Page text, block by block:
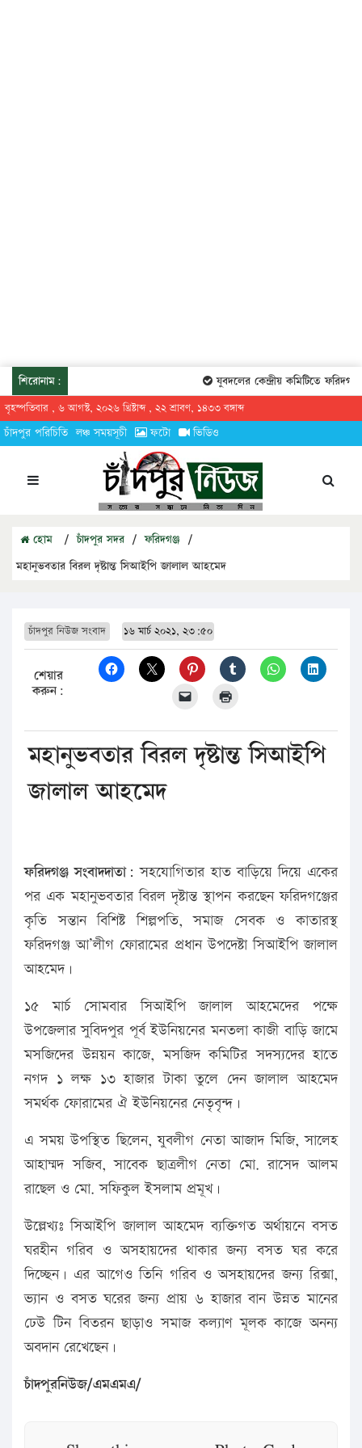
শিরোনাম: যুবদলের কেন্দ্রীয় কমিটিতে
বৃহস্পতিবার , ৬ আগস্ট, ২০২৬ খ্রিষ্টাব্দ , ২২ শ্রাবণ, ১৪৩৩ বঙ্গাব্দ
চাঁদপুর পরিচিতি লঞ্চ সময়সূচী ফটো ভিডিও
হোম / চাঁদপুর সদর / ফরিদগঞ্জ /
মহানুভবতার বিরল দৃষ্টান্ত সিআইপি জালাল আহমেদ
চাঁদপুর নিউজ সংবাদ ১৬ মার্চ ২০২১, ২৩:৫০
শেয়ার
করুন:
মহানুভবতার বিরল দৃষ্টান্ত সিআইপি
জালাল আহমেদ
ফরিদগঞ্জ সংবাদদাতা:সহযোগিতার হাত বাড়িয়ে দিয়ে একের
পর এক মহানুভবতার বিরল দৃষ্টান্ত স্থাপন করছেন ফরিদগঞ্জের
কৃতি সন্তান বিশিষ্ট শিল্পপতি, সমাজ সেবক ও কাতারস্থ
ফরিদগঞ্জ আ’লীগ ফোরামের প্রধান উপদেষ্টা সিআইপি জালাল
আহমেদ।
১৫ মার্চ সোমবার সিআইপি জালাল আহমেদের পক্ষে
উপজেলার সুবিদপুর পূর্ব ইউনিয়নের মনতলা কাজী বাড়ি জামে
মসজিদের উন্নয়ন কাজে, মসজিদ কমিটির সদস্যদের হাতে
নগদ ১ লক্ষ ১৩ হাজার টাকা তুলে দেন জালাল আহমেদ
সমর্থক ফোরামের ঐ ইউনিয়নের নেতৃবৃন্দ।
এ সময় উপস্থিত ছিলেন, যুবলীগ নেতা আজাদ মিজি, সালেহ
আহাম্মদ সজিব, সাবেক ছাত্রলীগ নেতা মো. রাসেদ আলম
রাছেল ও মো. সফিকুল ইসলাম প্রমূখ।
উল্লেখ্যঃ সিআইপি জালাল আহমেদ ব্যক্তিগত অর্থায়নে বসত
ঘরহীন গরিব ও অসহায়দের থাকার জন্য বসত ঘর করে
দিচ্ছেন। এর আগেও তিনি গরিব ও অসহায়দের জন্য রিক্সা,
ভ্যান ও বসত ঘরের জন্য প্রায় ৬ হাজার বান উন্নত মানের
ঢেউ টিন বিতরন ছাড়াও সমাজ কল্যাণ মূলক কাজে অনন্য
অবদান রেখেছেন।
চাঁদপুরনিউজ/এমএমএ/